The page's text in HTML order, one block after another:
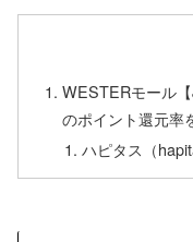
WESTERモール
のポイント還元率
ハピタス（